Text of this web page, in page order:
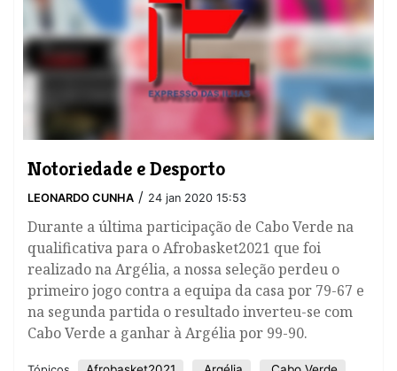
Notoriedade e Desporto
LEONARDO CUNHA / 24 jan 2020 15:53
Durante a última participação de Cabo Verde na
qualificativa para o Afrobasket2021 que foi
realizado na Argélia, a nossa seleção perdeu o
primeiro jogo contra a equipa da casa por 79-67 e
na segunda partida o resultado inverteu-se com
Cabo Verde a ganhar à Argélia por 99-90.